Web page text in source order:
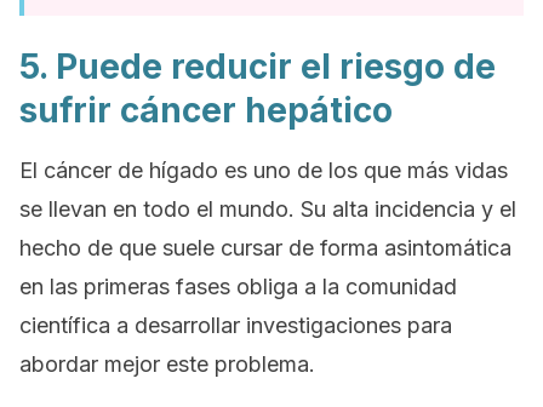
5. Puede reducir el riesgo de
sufrir cáncer hepático
El cáncer de hígado es uno de los que más vidas
se llevan en todo el mundo. Su alta incidencia y el
hecho de que suele cursar de forma asintomática
en las primeras fases obliga a la comunidad
científica a desarrollar investigaciones para
abordar mejor este problema.